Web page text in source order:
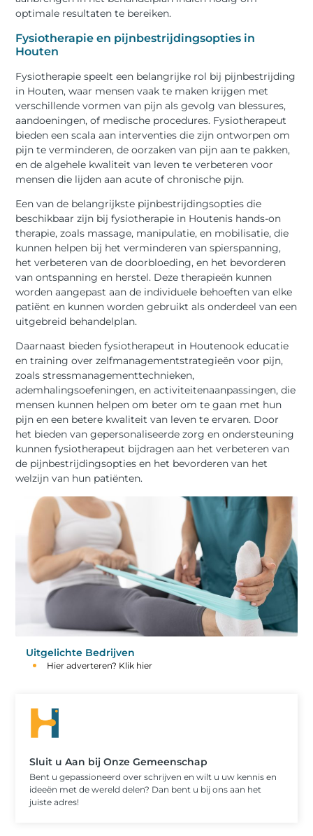
optimale resultaten te bereiken.
Fysiotherapie en pijnbestrijdingsopties in
Houten
Fysiotherapie speelt een belangrijke rol bij pijnbestrijding
in Houten, waar mensen vaak te maken krijgen met
verschillende vormen van pijn als gevolg van blessures,
aandoeningen, of medische procedures. Fysiotherapeut
bieden een scala aan interventies die zijn ontworpen om
pijn te verminderen, de oorzaken van pijn aan te pakken,
en de algehele kwaliteit van leven te verbeteren voor
mensen die lijden aan acute of chronische pijn.
Een van de belangrijkste pijnbestrijdingsopties die
beschikbaar zijn bij fysiotherapie in Houtenis hands-on
therapie, zoals massage, manipulatie, en mobilisatie, die
kunnen helpen bij het verminderen van spierspanning,
het verbeteren van de doorbloeding, en het bevorderen
van ontspanning en herstel. Deze therapieën kunnen
worden aangepast aan de individuele behoeften van elke
patiënt en kunnen worden gebruikt als onderdeel van een
uitgebreid behandelplan.
Daarnaast bieden fysiotherapeut in Houtenook educatie
en training over zelfmanagementstrategieën voor pijn,
zoals stressmanagementtechnieken,
ademhalingsoefeningen, en activiteitenaanpassingen, die
mensen kunnen helpen om beter om te gaan met hun
pijn en een betere kwaliteit van leven te ervaren. Door
het bieden van gepersonaliseerde zorg en ondersteuning
kunnen fysiotherapeut bijdragen aan het verbeteren van
de pijnbestrijdingsopties en het bevorderen van het
welzijn van hun patiënten.
Uitgelichte Bedrijven
Hier adverteren? Klik hier
Sluit u Aan bij Onze Gemeenschap
Bent u gepassioneerd over schrijven en wilt u uw kennis en
ideeën met de wereld delen? Dan bent u bij ons aan het
juiste adres!